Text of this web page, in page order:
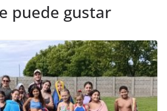
puede gustar